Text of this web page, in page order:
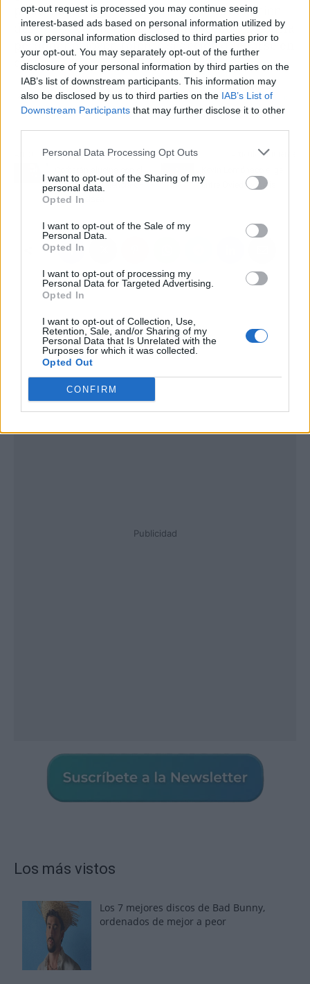
opt-out request is processed you may continue seeing
interest-based ads based on personal information utilized by
us or personal information disclosed to third parties prior to
your opt-out. You may separately opt-out of the further
disclosure of your personal information by third parties on the
IAB’s list of downstream participants. This information may
also be disclosed by us to third parties on the IAB’s List of
Downstream Participants that may further disclose it to other
Personal Data Processing Opt Outs
I want to opt-out of the Sharing of my
personal data.
Opted In
I want to opt-out of the Sale of my
Personal Data.
Opted In
I want to opt-out of processing my
Personal Data for Targeted Advertising.
Opted In
I want to opt-out of Collection, Use,
Retention, Sale, and/or Sharing of my
Personal Data that Is Unrelated with the
Purposes for which it was collected.
Opted Out
CONFIRM
profunda comprensión del sentir de la afición
delAthletic, que a pesar de la decepción, podría
perdonar al joven talento si decide quedarse en
casa.
Más información:Nico Williams duda tras el último ofertón:
le pagan el doble que el FC Barcelona
Artículo anterior
objetivo del Valencia CF
en el Chelsea
Artículo siguiente
entre Oviedo y Betis
Publicidad
Los más vistos
Los 7 mejores discos de Bad Bunny,
ordenados de mejor a peor